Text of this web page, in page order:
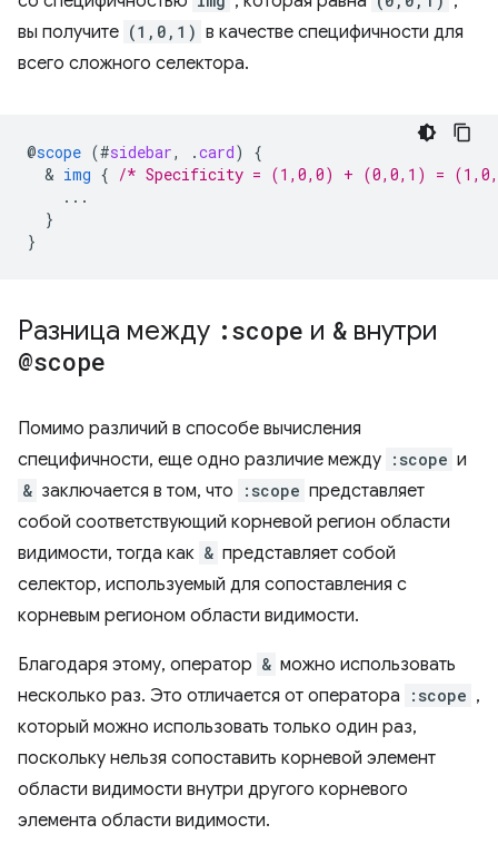
вы получите (1,0,1) в качестве специфичности для
всего сложного селектора.
@scope (#sidebar, .card)
{
  &
img { /* Specificity = (1,0,0) + (0,0,1) =
...
}
}
Разница между :scope и & внутри
@scope
Помимо различий в способе вычисления
специфичности, еще одно различие между :scope и
& заключается в том, что :scope представляет
собой соответствующий корневой регион области
видимости, тогда как & представляет собой
селектор, используемый для сопоставления с
корневым регионом области видимости.
Благодаря этому, оператор & можно использовать
несколько раз. Это отличается от оператора
:scope ,
который можно использовать только один раз,
поскольку нельзя сопоставить корневой элемент
области видимости внутри другого корневого
элемента области видимости.